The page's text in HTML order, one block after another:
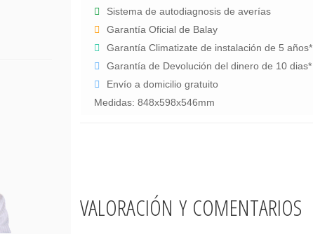
Sistema de autodiagnosis de averías
Garantía Oficial de Balay
Garantía Climatizate de instalación de 5 años*
Garantía de Devolución del dinero de 10 dias*
Envío a domicilio gratuito
Medidas: 848x598x546mm
valoración y comentarios